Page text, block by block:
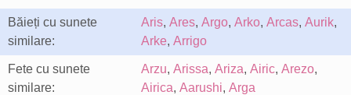
Băieți cu sunete
similare:
Aris, Ares, Argo, Arko, Arcas, Aurik,
Arke, Arrigo
Fete cu sunete
similare:
Arzu, Arissa, Ariza, Airic, Arezo,
Airica, Aarushi, Arga